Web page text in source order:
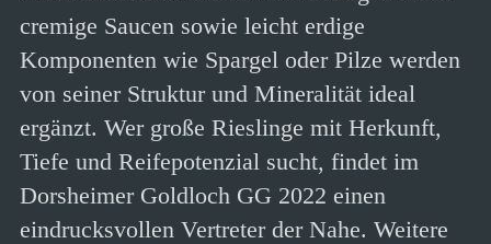
cremige Saucen sowie leicht erdige
Komponenten wie Spargel oder Pilze werden
von seiner Struktur und Mineralität ideal
ergänzt. Wer große Rieslinge mit Herkunft,
Tiefe und Reifepotenzial sucht, findet im
Dorsheimer Goldloch GG 2022 einen
eindrucksvollen Vertreter der Nahe. Weitere